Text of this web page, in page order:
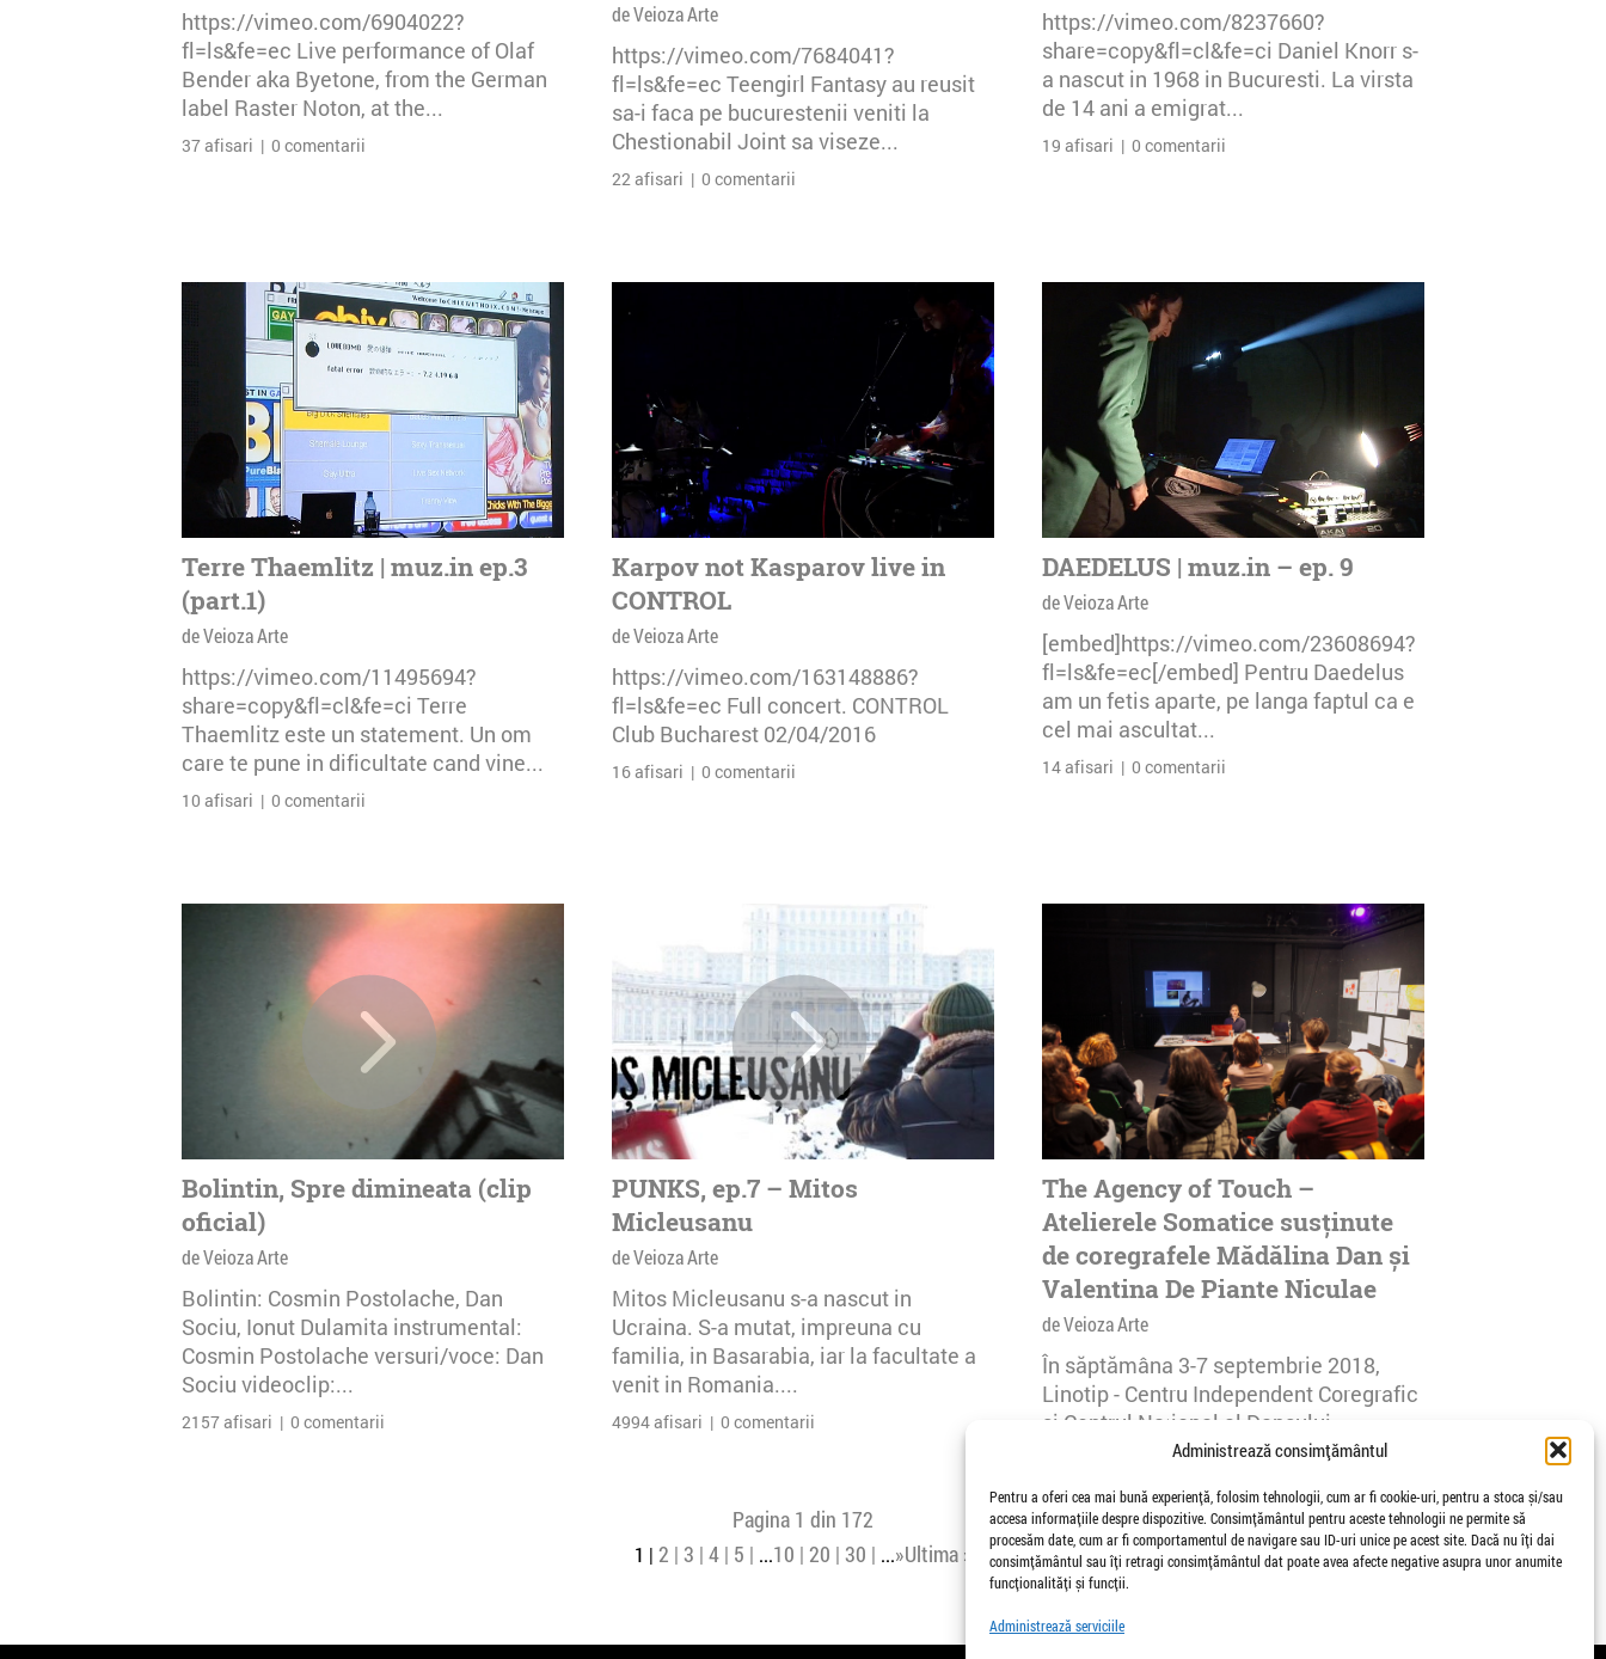
Administrează consimțământul
Pentru a oferi cea mai bună experiență, folosim tehnologii, cum ar fi cookie-uri, pentru a stoca și/sau
accesa informațiile despre dispozitive. Consimțământul pentru aceste tehnologii ne permite să
procesăm date, cum ar fi comportamentul de navigare sau ID-uri unice pe acest site. Dacă nu îți dai
consimțământul sau îți retragi consimțământul dat poate avea afecte negative asupra unor anumite
funcționalități și funcții.
Administrează serviciile
https://vimeo.com/6904022?
fl=ls&fe=ec Live performance of Olaf
Bender aka Byetone, from the German
label Raster Noton, at the...
37 afisari | 0 comentarii
de Veioza Arte
https://vimeo.com/7684041?
fl=ls&fe=ec Teengirl Fantasy au reusit
sa-i faca pe bucurestenii veniti la
Chestionabil Joint sa viseze...
22 afisari | 0 comentarii
https://vimeo.com/8237660?
share=copy&fl=cl&fe=ci Daniel Knorr s-
a nascut in 1968 in Bucuresti. La virsta
de 14 ani a emigrat...
19 afisari | 0 comentarii
Terre Thaemlitz | muz.in ep.3
(part.1)
de Veioza Arte
https://vimeo.com/11495694?
share=copy&fl=cl&fe=ci Terre
Thaemlitz este un statement. Un om
care te pune in dificultate cand vine...
10 afisari | 0 comentarii
Karpov not Kasparov live in
CONTROL
de Veioza Arte
https://vimeo.com/163148886?
fl=ls&fe=ec Full concert. CONTROL
Club Bucharest 02/04/2016
16 afisari | 0 comentarii
DAEDELUS | muz.in – ep. 9
de Veioza Arte
[embed]https://vimeo.com/23608694?
fl=ls&fe=ec[/embed] Pentru Daedelus
am un fetis aparte, pe langa faptul ca e
cel mai ascultat...
14 afisari | 0 comentarii
Bolintin, Spre dimineata (clip
oficial)
de Veioza Arte
Bolintin: Cosmin Postolache, Dan
Sociu, Ionut Dulamita instrumental:
Cosmin Postolache versuri/voce: Dan
Sociu videoclip:...
2157 afisari | 0 comentarii
PUNKS, ep.7 – Mitos
Micleusanu
de Veioza Arte
Mitos Micleusanu s-a nascut in
Ucraina. S-a mutat, impreuna cu
familia, in Basarabia, iar la facultate a
venit in Romania....
4994 afisari | 0 comentarii
The Agency of Touch –
Atelierele Somatice susținute
de coregrafele Mădălina Dan și
Valentina De Piante Niculae
de Veioza Arte
În săptămâna 3-7 septembrie 2018,
Linotip - Centru Independent Coregrafic
și Centrul Național al Dansului
26 afisari | 0 comentarii
Pagina 1 din 172
1 2 3 4 5 ...10 20 30 ...»Ultima »